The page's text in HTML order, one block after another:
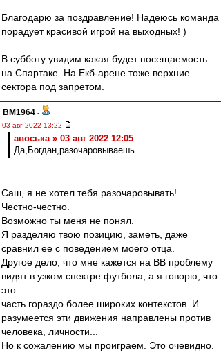
Благодарю за поздравление! Надеюсь команда
порадует красивой игрой на выходных! )
В субботу увидим какая будет посещаемость
на Спартаке. На Екб-арене тоже верхние
сектора под запретом.
BM1964 -
03 авг 2022 13:22
авоська » 03 авг 2022 12:05
Да,Богдан,разочаровываешь
Саш, я не хотел тебя разочаровывать!
Честно-честно.
Возможно ты меня не понял.
Я разделяю твою позицию, заметь, даже
сравнил ее с поведением моего отца.
Другое дело, что мне кажется на ВВ проблему
видят в узком спектре футбола, а я говорю, что
это
часть гораздо более широких контекстов. И
разумеется эти движения направлены против
человека, личности...
Но к сожалению мы проиграем. Это очевидно.